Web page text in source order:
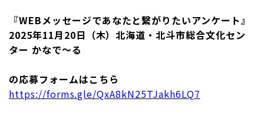
『WEBメッセージであなたと繋がりたいアンケート』
2025年11月20日（木）北海道・北斗市総合文化セン
ター かなで～る
の応募フォームはこちら
https://forms.gle/QxA8kN25TJakh6LQ7